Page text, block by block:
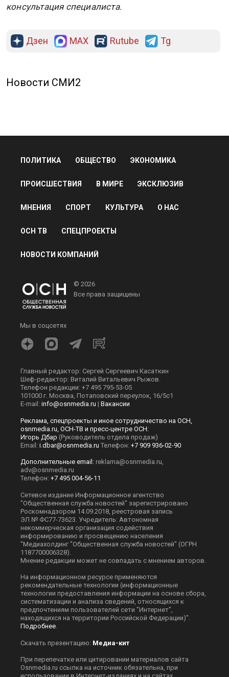
консультация специалиста.
Дзен MAX Rutube Tg
Новости СМИ2
ПОЛИТИКА ОБЩЕСТВО ЭКОНОМИКА
ПРОИСШЕСТВИЯ В МИРЕ ЭКСКЛЮЗИВ
МНЕНИЯ СПОРТ КУЛЬТУРА О НАС
ОСН ТВ СПЕЦПРОЕКТЫ
НОВОСТИ КОМПАНИЙ
© 2026
Все права защищены
Мы в соцсетях
Главный редактор: Сергей Сергеевич Касаткин
Шеф-редактор: Виталий Витальевич Рыжов.
Телефон редакции: +7 495 795-53-05
101000 г. Москва, Потаповский переулок, 16/5с1
E-mail: info@osnmedia.ru | Вакансии
Реклама, спецпроекты и иное сотрудничество на ОСН,
osnmedia.ru, ОСН-ТВ и пресс-центре ОСН:
Игорь Дбар (Руководитель отдела продаж)
Email: i.dbar@osnmedia.ru Телефон: +7 909 936-02-90
Дополнительные email: reklama@osnmedia.ru,
adv@osnmedia.ru
Телефон: +7 495 004-56-11
Сетевое издание Информационное агентство
"Общественная служба новостей" зарегистрировано
Роскомнадзором 14.09.2018, реестровая запись
ЭЛ № ФС77-73623. Учредитель: Автономная
некоммерческая организация содействия
информированию и просвещению населения
"Медиахолдинг "Общественная служба новостей" (ОГРН
1187700006328).
Мнение редакции может не совпадать с мнением авторов.
На информационном ресурсе применяются
рекомендательные технологии (информационные
технологии предоставления информации на основе сбора,
систематизации и анализа сведений, относящихся к
предпочтениям пользователей сети "Интернет",
находящихся на территории Российской Федерации)".
Подробнее.
Скачать презентацию: Медиа-кит
При перепечатке или цитировании материалов сайта
Оsnmedia.ru ссылка на источник обязательна, при